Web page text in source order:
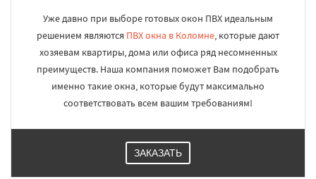
Уже давно при выборе готовых окон ПВХ идеальным
решением являются ПВХ окна в Коломне, которые дают
хозяевам квартиры, дома или офиса ряд несомненных
преимуществ. Наша компания поможет Вам подобрать
именно такие окна, которые будут максимально
соответствовать всем вашим требованиям!
ЗАКАЗАТЬ